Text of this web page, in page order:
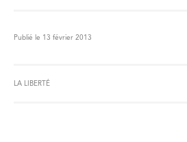
Publié le 13 février 2013
LA LIBERTÉ